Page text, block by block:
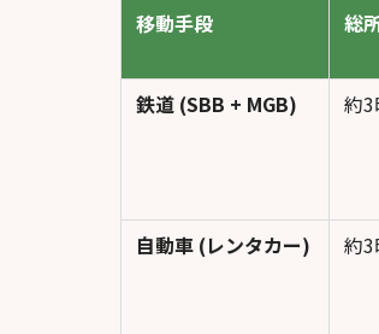
移動手段 総
鉄道 (SBB + MGB) 約
自動車 (レンタカー)
約